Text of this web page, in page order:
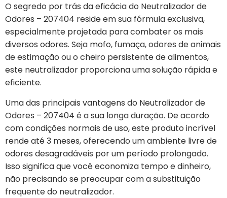
O segredo por trás da eficácia do Neutralizador de
Odores – 207404 reside em sua fórmula exclusiva,
especialmente projetada para combater os mais
diversos odores. Seja mofo, fumaça, odores de animais
de estimação ou o cheiro persistente de alimentos,
este neutralizador proporciona uma solução rápida e
eficiente.
Uma das principais vantagens do Neutralizador de
Odores – 207404 é a sua longa duração. De acordo
com condições normais de uso, este produto incrível
rende até 3 meses, oferecendo um ambiente livre de
odores desagradáveis por um período prolongado.
Isso significa que você economiza tempo e dinheiro,
não precisando se preocupar com a substituição
frequente do neutralizador.